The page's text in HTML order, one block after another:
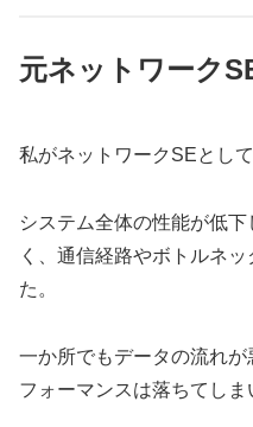
元ネットワーク
私がネットワークSEとし
システム全体の性能が低
く、通信経路やボトルネ
た。
一か所でもデータの流れ
フォーマンスは落ちてしま